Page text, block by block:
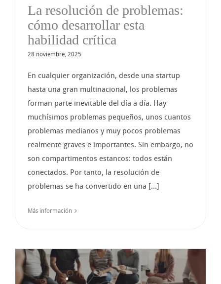
La resolución de problemas:
cómo desarrollar esta
habilidad crítica
28 noviembre, 2025
En cualquier organización, desde una startup
hasta una gran multinacional, los problemas
forman parte inevitable del día a día. Hay
muchísimos problemas pequeños, unos cuantos
problemas medianos y muy pocos problemas
realmente graves e importantes. Sin embargo, no
son compartimentos estancos: todos están
conectados. Por tanto, la resolución de
problemas se ha convertido en una [...]
Más información